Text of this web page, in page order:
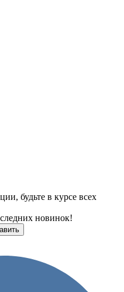
будьте в курсе всех
новинок!